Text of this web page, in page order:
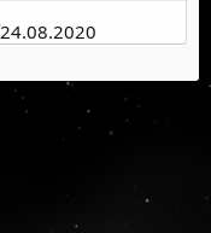
24.08.2020
09.08.2020
03.08.2020